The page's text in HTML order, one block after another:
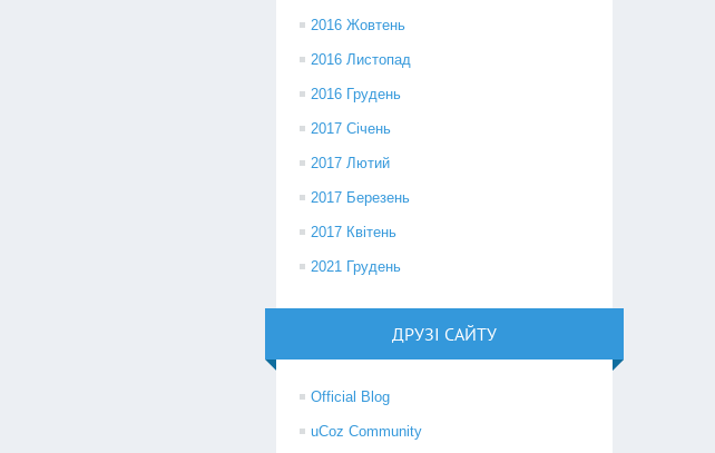
2016 Жовтень
2016 Листопад
2016 Грудень
2017 Січень
2017 Лютий
2017 Березень
2017 Квітень
2021 Грудень
ДРУЗІ САЙТУ
Official Blog
uCoz Community